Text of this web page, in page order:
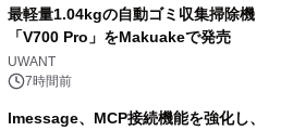
最軽量1.04kgの自動ゴミ収集掃除機
「V700 Pro」をMakuakeで発売
UWANT
7時間前
lmessage、MCP接続機能を強化し、